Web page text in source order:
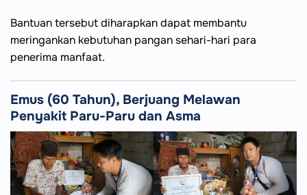
Bantuan tersebut diharapkan dapat membantu
meringankan kebutuhan pangan sehari-hari para
penerima manfaat.
Emus (60 Tahun), Berjuang Melawan
Penyakit Paru-Paru dan Asma